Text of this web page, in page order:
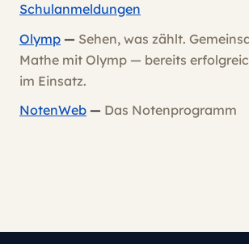
Schulanmeldungen
Olymp — Sehen, was zählt.
Mathe mit Olymp — bereits
im Einsatz.
NotenWeb — Das Notenprogramm